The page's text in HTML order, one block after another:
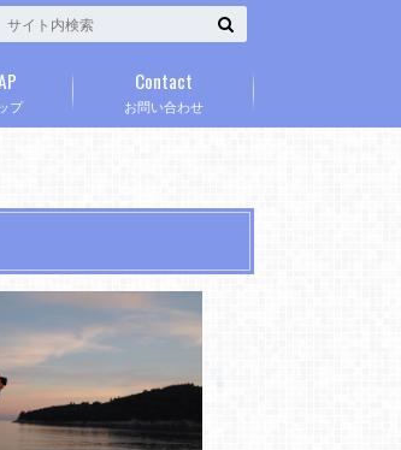
プ お問い合わせ
Contact